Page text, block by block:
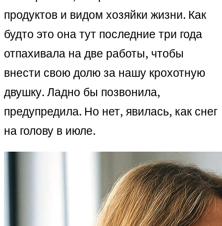
продуктов и видом хозяйки жизни. Как
будто это она тут последние три года
отпахивала на две работы, чтобы
внести свою долю за нашу крохотную
двушку. Ладно бы позвонила,
предупредила. Но нет, явилась, как снег
на голову в июле.